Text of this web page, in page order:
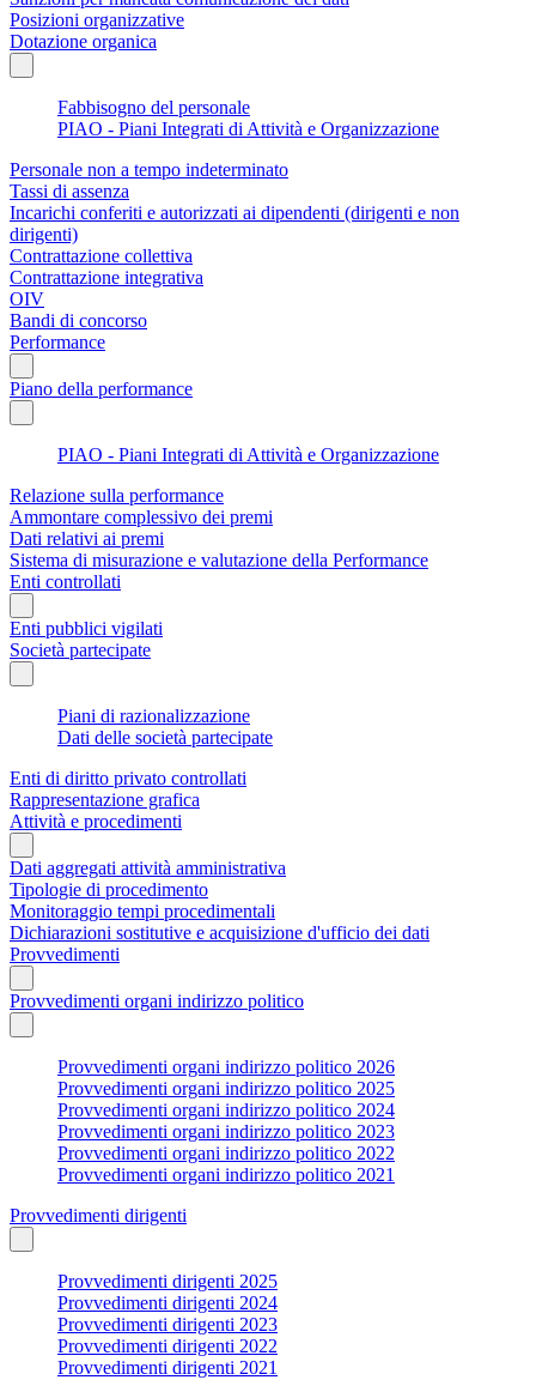
Posizioni organizzative
Dotazione organica
Fabbisogno del personale
PIAO - Piani Integrati di Attività e Organizzazione
Personale non a tempo indeterminato
Tassi di assenza
Incarichi conferiti e autorizzati ai dipendenti (dirigenti e non
dirigenti)
Contrattazione collettiva
Contrattazione integrativa
OIV
Bandi di concorso
Performance
Piano della performance
PIAO - Piani Integrati di Attività e Organizzazione
Relazione sulla performance
Ammontare complessivo dei premi
Dati relativi ai premi
Sistema di misurazione e valutazione della Performance
Enti controllati
Enti pubblici vigilati
Società partecipate
Piani di razionalizzazione
Dati delle società partecipate
Enti di diritto privato controllati
Rappresentazione grafica
Attività e procedimenti
Dati aggregati attività amministrativa
Tipologie di procedimento
Monitoraggio tempi procedimentali
Dichiarazioni sostitutive e acquisizione d'ufficio dei dati
Provvedimenti
Provvedimenti organi indirizzo politico
Provvedimenti organi indirizzo politico 2026
Provvedimenti organi indirizzo politico 2025
Provvedimenti organi indirizzo politico 2024
Provvedimenti organi indirizzo politico 2023
Provvedimenti organi indirizzo politico 2022
Provvedimenti organi indirizzo politico 2021
Provvedimenti dirigenti
Provvedimenti dirigenti 2025
Provvedimenti dirigenti 2024
Provvedimenti dirigenti 2023
Provvedimenti dirigenti 2022
Provvedimenti dirigenti 2021